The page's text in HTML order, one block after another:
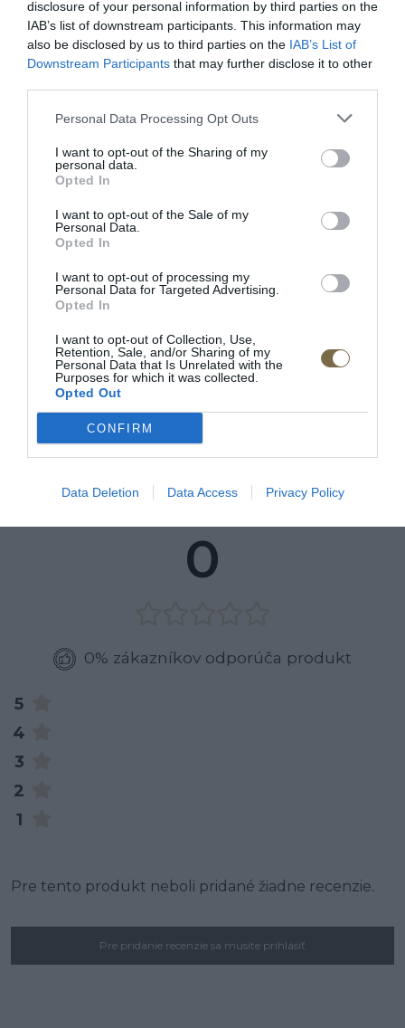
disclosure of your personal information by third parties on the
IAB’s list of downstream participants. This information may
also be disclosed by us to third parties on the IAB’s List of
Downstream Participants that may further disclose it to other
Personal Data Processing Opt Outs
I want to opt-out of the Sharing of my
personal data.
Opted In
I want to opt-out of the Sale of my
Personal Data.
Opted In
I want to opt-out of processing my
Personal Data for Targeted Advertising.
Opted In
I want to opt-out of Collection, Use,
Retention, Sale, and/or Sharing of my
Personal Data that Is Unrelated with the
Purposes for which it was collected.
Opted Out
CONFIRM
Data Deletion Data Access Privacy Policy
Be comfy v koži
Látková rohová sedačka
Lumber Jack s otomanom
POPIS PRODUKTU
Dĺžka:102 cm
Šírka:35 cm
Výška:110 cm
Doba dodania:4-5 týždňov
• 2 police
• 2 zásuvky
Výrobca:;MEBIN
RECENZIE
0
0% zákazníkov odporúča produkt
5
4
3
2
1
Pre tento produkt neboli pridané žiadne recenzie.
Pre pridanie recenzie sa musíte prihlásiť